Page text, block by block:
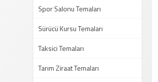
Spor Salonu Temaları
Sürücü Kursu Temaları
Taksici Temaları
Tarım Ziraat Temaları